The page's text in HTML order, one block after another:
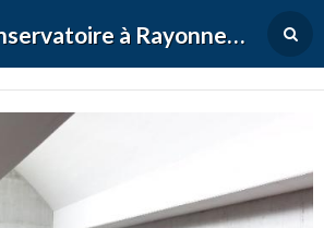
APEC Conservatoire à Rayonnement Régional de Versailles Grand Parc